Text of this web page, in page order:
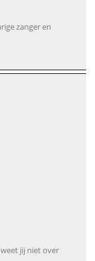
zanger en
jij niet over